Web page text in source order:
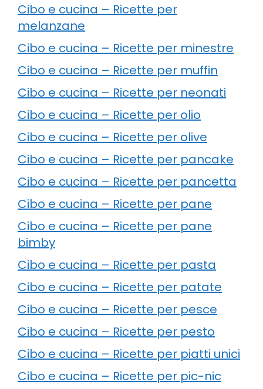
Cibo e cucina – Ricette per
melanzane
Cibo e cucina – Ricette per minestre
Cibo e cucina – Ricette per muffin
Cibo e cucina – Ricette per neonati
Cibo e cucina – Ricette per olio
Cibo e cucina – Ricette per olive
Cibo e cucina – Ricette per pancake
Cibo e cucina – Ricette per pancetta
Cibo e cucina – Ricette per pane
Cibo e cucina – Ricette per pane
bimby
Cibo e cucina – Ricette per pasta
Cibo e cucina – Ricette per patate
Cibo e cucina – Ricette per pesce
Cibo e cucina – Ricette per pesto
Cibo e cucina – Ricette per piatti unici
Cibo e cucina – Ricette per pic-nic